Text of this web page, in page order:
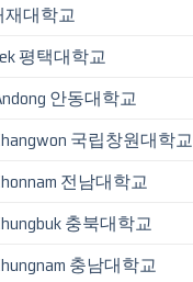
재대학교
평택대학교
안동대학교
국립창원대학교
전남대학교
충북대학교
충남대학교